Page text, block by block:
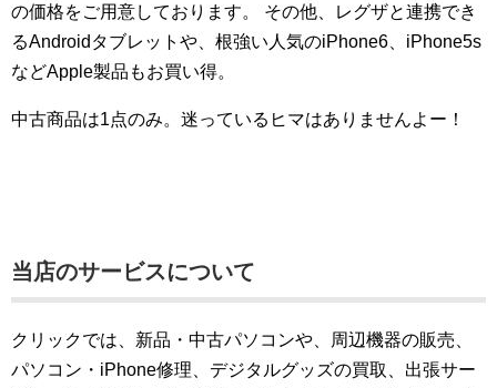
の価格をご用意しております。
その他、レグザと連携でき
るAndroidタブレットや、根強い人気のiPhone6、iPhone5s
などApple製品もお買い得。
中古商品は1点のみ。迷っているヒマはありませんよー！
当店のサービスについて
クリックでは、新品・中古パソコンや、周辺機器の販売、
パソコン・iPhone修理、デジタルグッズの買取、出張サー